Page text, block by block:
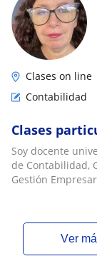
Clases on line
Contabilidad
Clases
Soy docente
de Contabilidad,
Gestión
ver